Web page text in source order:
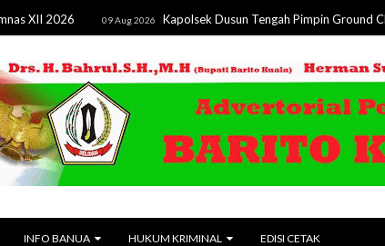
09 Aug 2026 Kapolsek Dusun Tengah Pimpin Ground Check
INFO BANUA HUKUM KRIMINAL EDISI CETAK